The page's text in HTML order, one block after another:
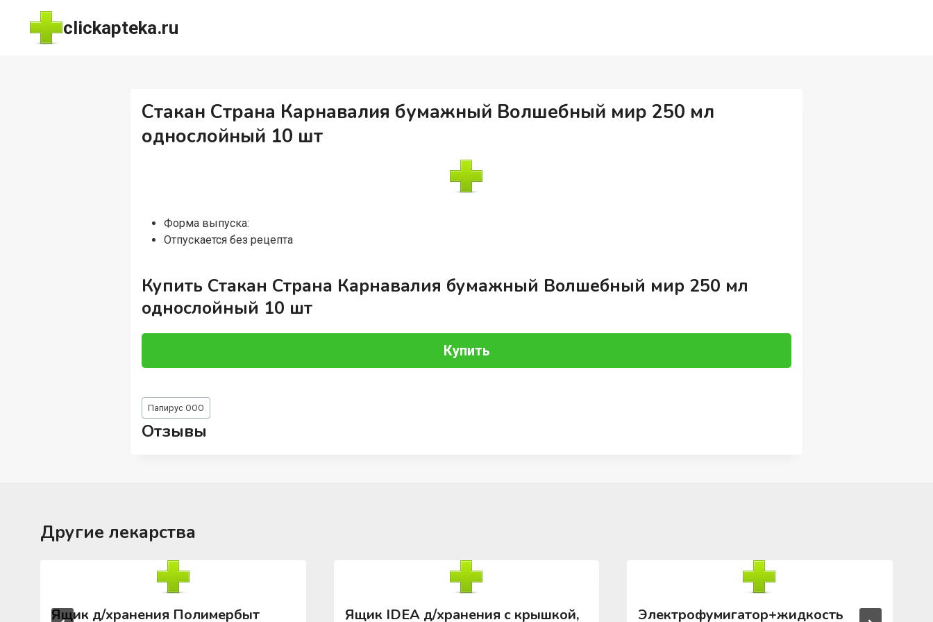
Перейти
содержимому
clickapteka.ru
Стакан Страна Карнавалия бумажный Волшебный мир 250 мл
однослойный 10 шт
Форма выпуска:
Отпускается без рецепта
Купить Стакан Страна Карнавалия бумажный Волшебный мир 250 мл
однослойный 10 шт
Купить
Метки
записи:
Папирус ООО
Отзывы
Другие лекарства
Ящик д/хранения Полимербыт Ящик IDEA д/хранения с крышкой, Электрофумигатор+жидкость